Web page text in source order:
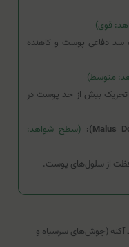
قوی)
سد دفاعی پوست و کاهنده
متوسط)
تحریک بیش از حد پوست در
(سطح شواهد:
از سلول‌های پوست.
آکنه (جوش‌های سرسیاه و